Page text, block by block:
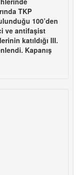
TKP
100’den
ve antifaşist
katıldığı III.
Kapanış